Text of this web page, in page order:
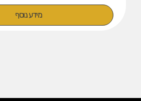
מידע נוסף